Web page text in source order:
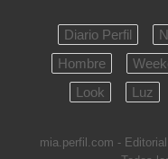
Diario Perfil
Hombre
Look
Luz
mia.perfil.com -